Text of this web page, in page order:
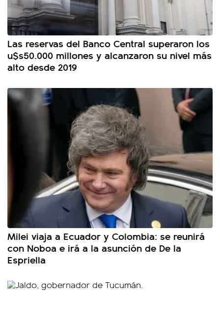
Las reservas del Banco Central superaron los
u$s50.000 millones y alcanzaron su nivel más
alto desde 2019
Milei viaja a Ecuador y Colombia: se reunirá
con Noboa e irá a la asunción de De la
Espriella